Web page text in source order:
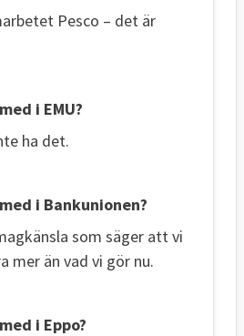
Pesco – det är
i EMU?
ha det.
i Bankunionen?
som säger att vi
mer än vad vi gör nu.
i Eppo?